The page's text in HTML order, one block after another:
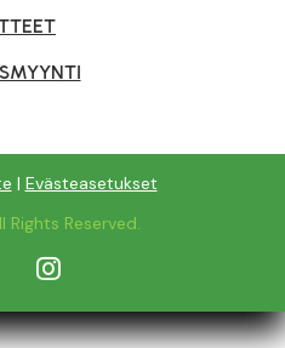
| Evästeasetukset
Rights Reserved.
Facebook